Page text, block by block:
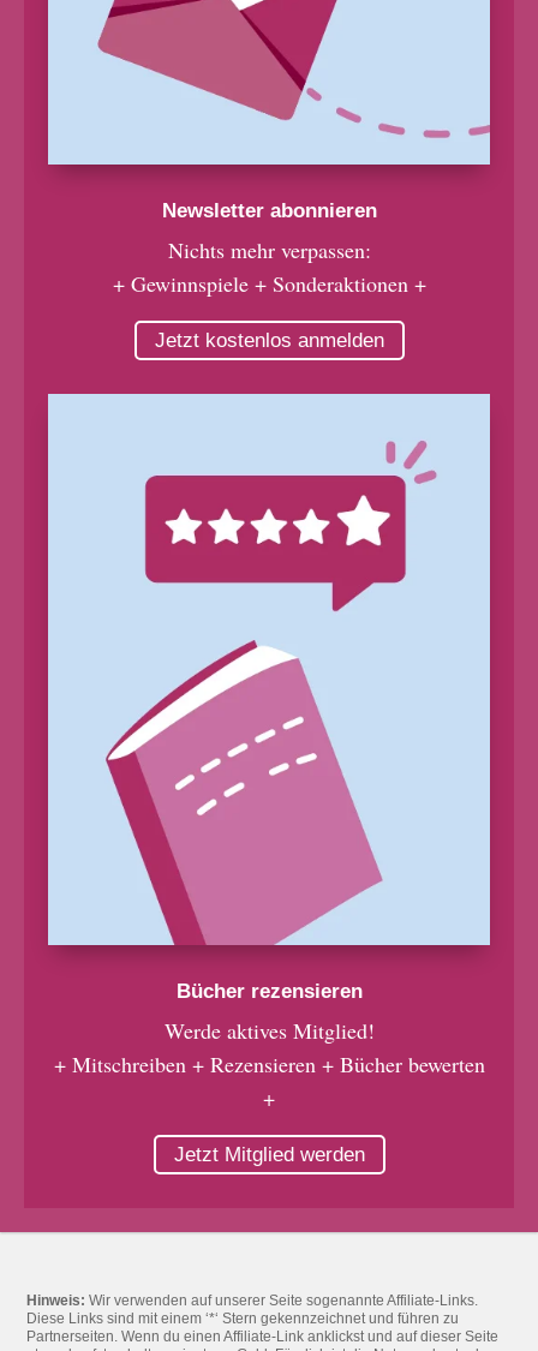
Newsletter abonnieren
Nichts mehr verpassen:
+ Gewinnspiele + Sonderaktionen +
Jetzt kostenlos anmelden
Bücher rezensieren
Werde aktives Mitglied!
+ Mitschreiben + Rezensieren + Bücher bewerten
+
Jetzt Mitglied werden
Hinweis: Wir verwenden auf unserer Seite sogenannte Affiliate-Links.
Diese Links sind mit einem ‘*‘ Stern gekennzeichnet und führen zu
Partnerseiten. Wenn du einen Affiliate-Link anklickst und auf dieser Seite